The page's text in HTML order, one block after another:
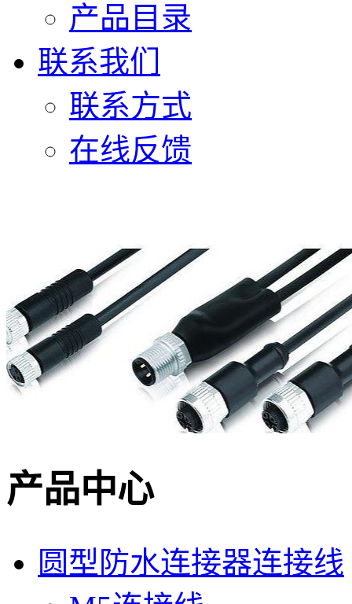
产品目录
联系我们
联系方式
在线反馈
产品中心
圆型防水连接器连接线